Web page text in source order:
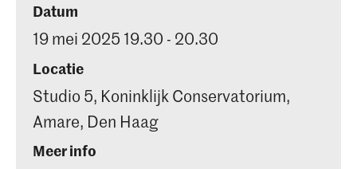
Datum
19 mei 2025 19.30 - 20.30
Locatie
Studio 5, Koninklijk Conservatorium,
Amare, Den Haag
Meer info